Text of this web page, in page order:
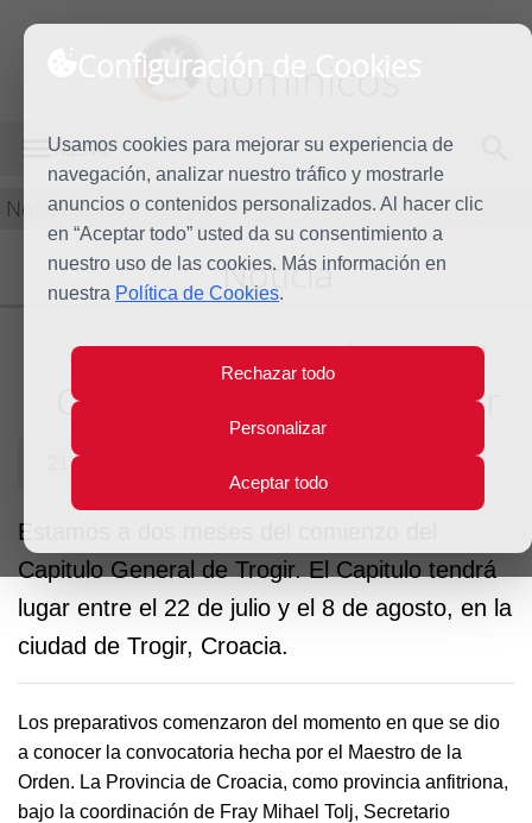
Configuración de Cookies
Usamos cookies para mejorar su experiencia de
navegación, analizar nuestro tráfico y mostrarle
anuncios o contenidos personalizados. Al hacer clic
en “Aceptar todo” usted da su consentimiento a
nuestro uso de las cookies. Más información en
nuestra Política de Cookies.
Rechazar todo
Personalizar
Aceptar todo
dominicos
MENÚ
Noticias
Noticia
Unidos en oración por el
Capitulo General de Trogir
21 de mayo de 2013
Estamos a dos meses del comienzo del
Capitulo General de Trogir. El Capitulo tendrá
lugar entre el 22 de julio y el 8 de agosto, en la
ciudad de Trogir, Croacia.
Los preparativos comenzaron del momento en que se dio
a conocer la convocatoria hecha por el Maestro de la
Orden. La Provincia de Croacia, como provincia anfitriona,
bajo la coordinación de Fray Mihael Tolj, Secretario